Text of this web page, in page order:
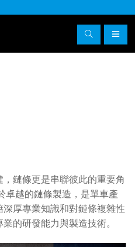
鏈條更是串聯彼此的重要角
卓越的鏈條製造，是單車產
厚專業知識和對鏈條複雜性
的研發能力與製造技術。